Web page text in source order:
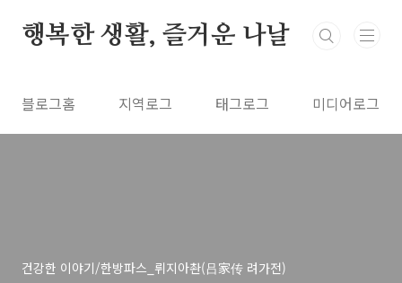
행복한 생활, 즐거운 나날
블로그홈 지역로그 태그로그 미디어로그
건강한 이야기/한방파스_뤼지아촨(吕家传 려가전)